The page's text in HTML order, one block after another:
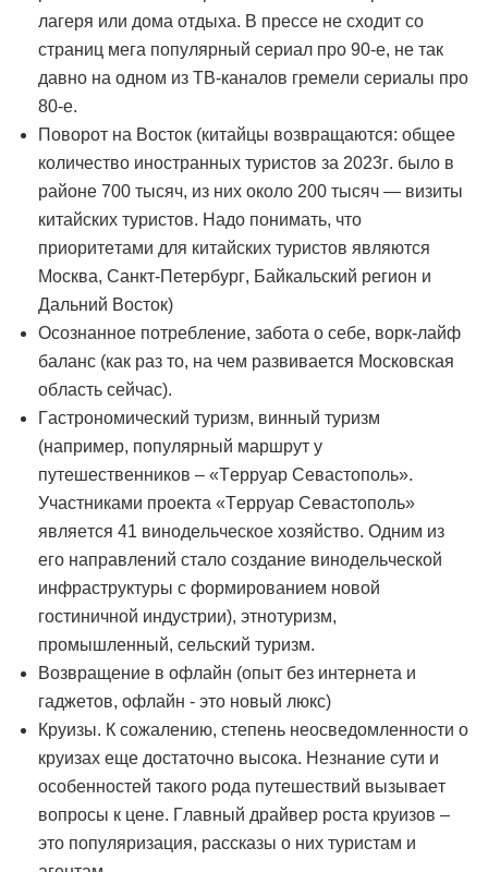
лагеря или дома отдыха. В прессе не сходит со
страниц мега популярный сериал про 90-е, не так
давно на одном из ТВ-каналов гремели сериалы про
80-е.
Поворот на Восток (китайцы возвращаются: общее
количество иностранных туристов за 2023г. было в
районе 700 тысяч, из них около 200 тысяч — визиты
китайских туристов. Надо понимать, что
приоритетами для китайских туристов являются
Москва, Санкт-Петербург, Байкальский регион и
Дальний Восток)
Осознанное потребление, забота о себе, ворк-лайф
баланс (как раз то, на чем развивается Московская
область сейчас).
Гастрономический туризм, винный туризм
(например, популярный маршрут у
путешественников – «Терруар Севастополь».
Участниками проекта «Терруар Севастополь»
является 41 винодельческое хозяйство. Одним из
его направлений стало создание винодельческой
инфраструктуры с формированием новой
гостиничной индустрии), этнотуризм,
промышленный, сельский туризм.
Возвращение в офлайн (опыт без интернета и
гаджетов, офлайн - это новый люкс)
Круизы. К сожалению, степень неосведомленности о
круизах еще достаточно высока. Незнание сути и
особенностей такого рода путешествий вызывает
вопросы к цене. Главный драйвер роста круизов –
это популяризация, рассказы о них туристам и